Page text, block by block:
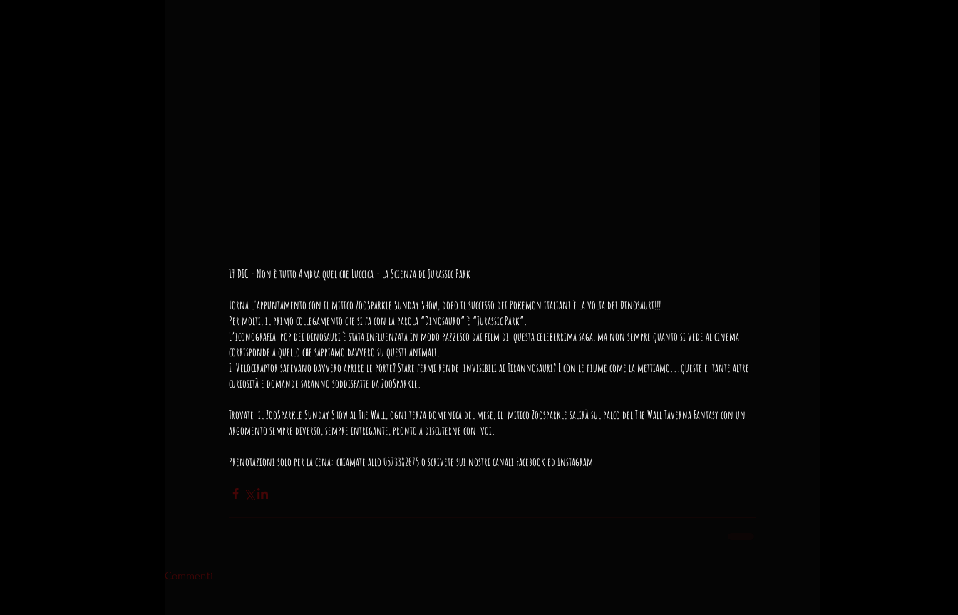
19 DIC - Non è tutto Ambra quel che Luccica - la Scienza di Jurassic Park
Torna l'appuntamento con il mitico ZooSparkle Sunday Show, dopo il successo dei Pokemon italiani è la volta dei Dinosauri!!!
Per molti, il primo collegamento che si fa con la parola “Dinosauro” è “Jurassic Park”.
L’iconografia  pop dei dinosauri è stata influenzata in modo pazzesco dai film di  questa celeberrima saga, ma non sempre quanto si vede al cinema
corrisponde a quello che sappiamo davvero su questi animali.
I  Velociraptor sapevano davvero aprire le porte? Stare fermi rende  invisibili ai Tirannosauri? E con le piume come la mettiamo...queste e  tante altre
curiosità e domande saranno soddisfatte da ZooSparkle.
Trovate  il ZooSparkle Sunday Show al The Wall, ogni terza domenica del mese, il  mitico Zoosparkle salirà sul palco del The Wall Taverna Fantasy con un
argomento sempre diverso, sempre intrigante, pronto a discuterne con  voi.
Prenotazioni solo per la cena: chiamate allo 0573382675 o scrivete sui nostri canali Facebook ed Instagram
Commenti